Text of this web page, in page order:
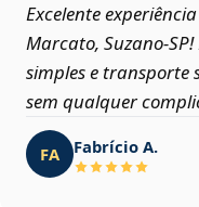
Excelente
Marcato,
simples e transporte
sem qualquer
FA Fabrício A.